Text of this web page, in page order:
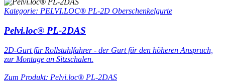
Kategorie: PELVI.LOC® PL-2D Oberschenkelgurte
Pelvi.loc® PL-2DAS
2D-Gurt für Rollstuhlfahrer - der Gurt für den höheren Anspruch,
zur Montage an Sitzschalen.
Zum Produkt: Pelvi.loc® PL-2DAS